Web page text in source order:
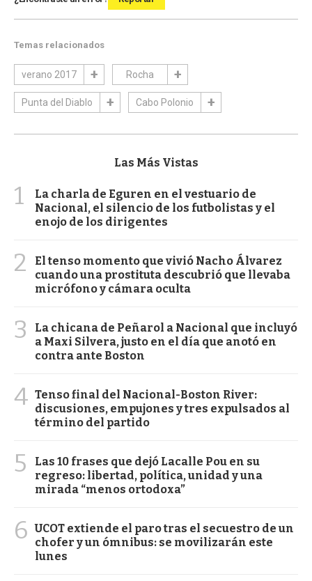
Temas relacionados
verano 2017 Rocha
Punta del Diablo Cabo Polonio
Las Más Vistas
1
La charla de Eguren en el vestuario de
Nacional, el silencio de los futbolistas y el
enojo de los dirigentes
2
El tenso momento que vivió Nacho Álvarez
cuando una prostituta descubrió que llevaba
micrófono y cámara oculta
3
La chicana de Peñarol a Nacional que incluyó
a Maxi Silvera, justo en el día que anotó en
contra ante Boston
4 Tenso final del Nacional-Boston River:
discusiones, empujones y tres expulsados al
término del partido
5
Las 10 frases que dejó Lacalle Pou en su
regreso: libertad, política, unidad y una
mirada “menos ortodoxa”
6 UCOT extiende el paro tras el secuestro de un
chofer y un ómnibus: se movilizarán este
lunes